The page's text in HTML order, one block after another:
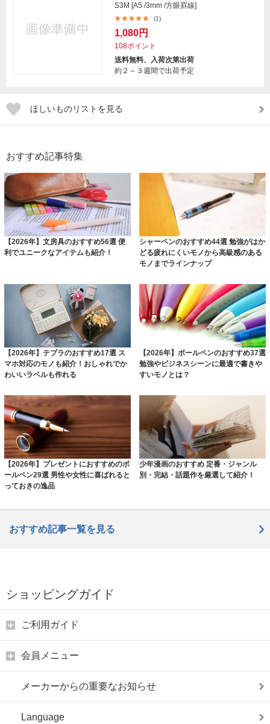
S3M [A5 /3mm /方眼罫線]
(1)
1,080円
108ポイント
送料無料、入荷次第出荷
約２～３週間で出荷予定
ほしいものリストを見る
おすすめ記事特集
【2026年】文房具のおすすめ56選 便
利でユニークなアイテムも紹介！
シャーペンのおすすめ44選 勉強がはか
どる疲れにくいモノから高級感のある
モノまでラインナップ
【2026年】テプラのおすすめ17選 ス
マホ対応のモノも紹介！おしゃれでか
わいいラベルも作れる
【2026年】ボールペンのおすすめ37選
勉強やビジネスシーンに最適で書きや
すいモノとは？
【2026年】プレゼントにおすすめのボ
ールペン29選 男性や女性に喜ばれると
っておきの逸品
少年漫画のおすすめ 定番・ジャンル
別・完結・話題作を厳選して紹介！
おすすめ記事一覧を見る
ショッピングガイド
ご利用ガイド
会員メニュー
メーカーからの重要なお知らせ
Language